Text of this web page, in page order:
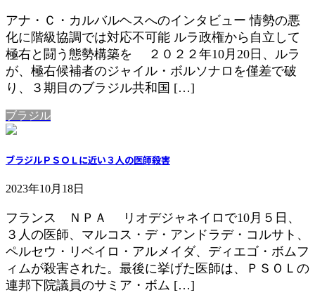
アナ・Ｃ・カルバルヘスへのインタビュー 情勢の悪
化に階級協調では対応不可能 ルラ政権から自立して
極右と闘う態勢構築を ２０２２年10月20日、ルラ
が、極右候補者のジャイル・ボルソナロを僅差で破
り、３期目のブラジル共和国 […]
ブラジル
ブラジルＰＳＯＬに近い３人の医師殺害
2023年10月18日
フランス ＮＰＡ リオデジャネイロで10月５日、
３人の医師、マルコス・デ・アンドラデ・コルサト、
ペルセウ・リベイロ・アルメイダ、ディエゴ・ボムフ
ィムが殺害された。最後に挙げた医師は、ＰＳＯＬの
連邦下院議員のサミア・ボム […]